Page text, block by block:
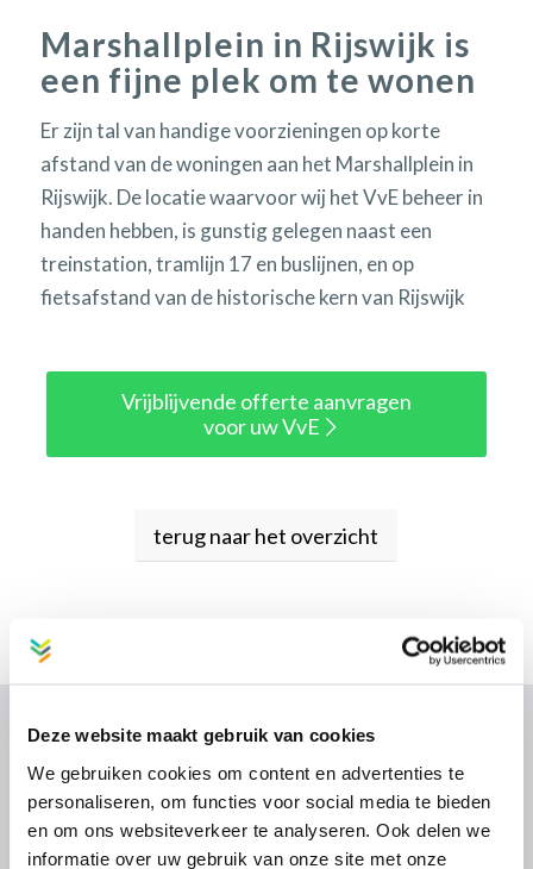
Deze website maakt gebruik van cookies
We gebruiken cookies om content en advertenties te
personaliseren, om functies voor social media te bieden
en om ons websiteverkeer te analyseren. Ook delen we
informatie over uw gebruik van onze site met onze
Marshallplein in Rijswijk is
een fijne plek om te wonen
Er zijn tal van handige voorzieningen op korte
afstand van de woningen aan het Marshallplein in
Rijswijk. De locatie waarvoor wij het VvE beheer in
handen hebben, is gunstig gelegen naast een
treinstation, tramlijn 17 en buslijnen, en op
fietsafstand van de historische kern van Rijswijk
Vrijblijvende offerte aanvragen
voor uw VvE
terug naar het overzicht
DIENSTEN
Financieel beheer
Technisch beheer